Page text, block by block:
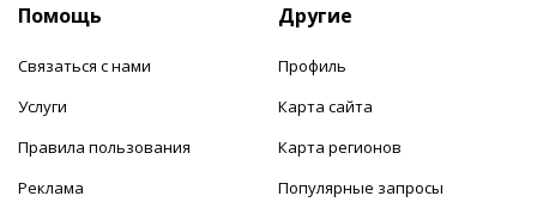
Помощь
Связаться с нами
Услуги
Правила пользования
Реклама
Другие
Профиль
Карта сайта
Карта регионов
Популярные запросы